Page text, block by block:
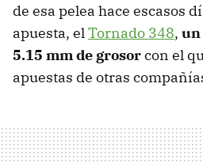
de esa pelea hace escasos
apuesta, elTornado 348, un
5.15 mm de grosorcon el
apuestas de otras